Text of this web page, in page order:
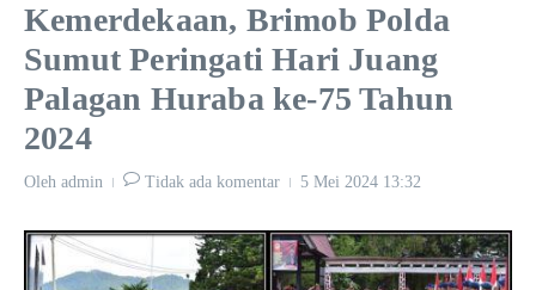
Kemerdekaan, Brimob Polda
Sumut Peringati Hari Juang
Palagan Huraba ke-75 Tahun
2024
Oleh admin Tidak ada komentar 5 Mei 2024 13:32